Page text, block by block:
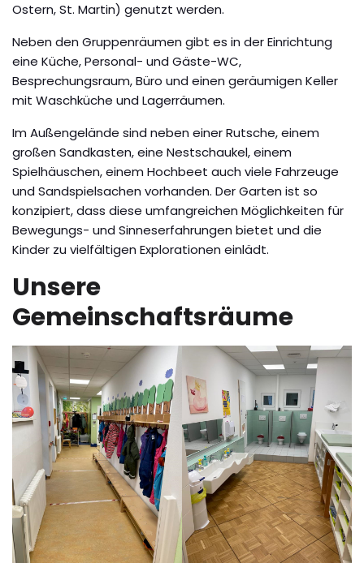
Ostern, St. Martin) genutzt werden.
Neben den Gruppenräumen gibt es in der Einrichtung
eine Küche, Personal- und Gäste-WC,
Besprechungsraum, Büro und einen geräumigen Keller
mit Waschküche und Lagerräumen.
Im Außengelände sind neben einer Rutsche, einem
großen Sandkasten, eine Nestschaukel, einem
Spielhäuschen, einem Hochbeet auch viele Fahrzeuge
und Sandspielsachen vorhanden. Der Garten ist so
konzipiert, dass diese umfangreichen Möglichkeiten für
Bewegungs- und Sinneserfahrungen bietet und die
Kinder zu vielfältigen Explorationen einlädt.
Unsere
Gemeinschaftsräume